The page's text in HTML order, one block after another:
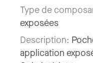
Type de
exposées
Description:
application